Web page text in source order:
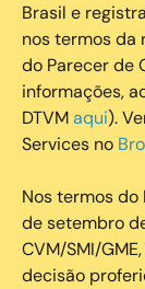
Brasil e
nos termos da
do Parecer de
informações,
DTVMaqui).
Services no
Nos termos do
de setembro
CVM/SMI/
decisão